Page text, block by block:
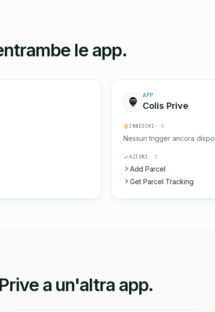
le app.
APP
Colis Prive
INNESCHI · 0
Nessun trigger ancora
AZIONI · 2
Add Parcel
Get Parcel Tracking
a un'altra app.